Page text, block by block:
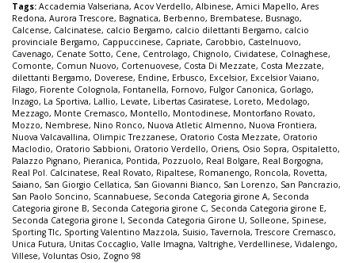
Tags: Accademia Valseriana, Acov Verdello, Albinese, Amici Mapello, Ares
Redona, Aurora Trescore, Bagnatica, Berbenno, Brembatese, Busnago,
Calcense, Calcinatese, calcio Bergamo, calcio dilettanti Bergamo, calcio
provinciale Bergamo, Cappuccinese, Capriate, Carobbio, Castelnuovo,
Cavenago, Cenate Sotto, Cene, Centrolago, Chignolo, Cividatese, Colnaghese,
Comonte, Comun Nuovo, Cortenuovese, Costa Di Mezzate, Costa Mezzate,
dilettanti Bergamo, Doverese, Endine, Erbusco, Excelsior, Excelsior Vaiano,
Filago, Fiorente Colognola, Fontanella, Fornovo, Fulgor Canonica, Gorlago,
Inzago, La Sportiva, Lallio, Levate, Libertas Casiratese, Loreto, Medolago,
Mezzago, Monte Cremasco, Montello, Montodinese, Montorfano Rovato,
Mozzo, Nembrese, Nino Ronco, Nuova Atletic Almenno, Nuova Frontiera,
Nuova Valcavallina, Olimpic Trezzanese, Oratorio Costa Mezzate, Oratorio
Maclodio, Oratorio Sabbioni, Oratorio Verdello, Oriens, Osio Sopra, Ospitaletto,
Palazzo Pignano, Pieranica, Pontida, Pozzuolo, Real Bolgare, Real Borgogna,
Real Pol. Calcinatese, Real Rovato, Ripaltese, Romanengo, Roncola, Rovetta,
Saiano, San Giorgio Cellatica, San Giovanni Bianco, San Lorenzo, San Pancrazio,
San Paolo Soncino, Scannabuese, Seconda Categoria girone A, Seconda
Categoria girone B, Seconda Categoria girone C, Seconda Categoria girone E,
Seconda Categoria girone I, Seconda Categoria Girone U, Solleone, Spinese,
Sporting Tlc, Sporting Valentino Mazzola, Suisio,Tavernola,Trescore Cremasco,
Unica Futura, Unitas Coccaglio, Valle Imagna, Valtrighe, Verdellinese, Vidalengo,
Villese, Voluntas Osio, Zogno 98